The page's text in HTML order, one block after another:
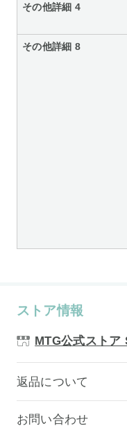
その他詳細 4
その他詳細 8
ストア情報
MTG公式ストア
返品について
お問い合わせ